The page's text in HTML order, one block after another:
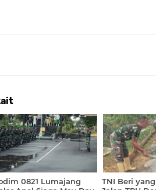
0821 Lumajang
TNI Beri